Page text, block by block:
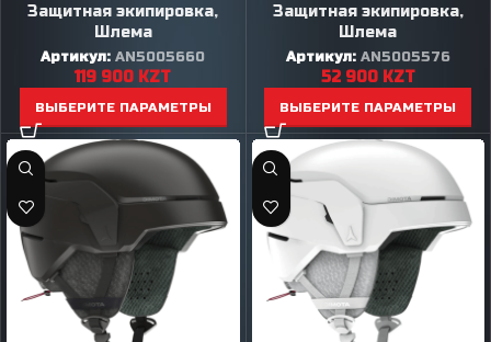
Защитная экипировка,
Шлема
Артикул:AN5005660
119 900 KZT
ВЫБЕРИТЕ ПАРАМЕТРЫ
Защитная экипировка,
Шлема
Артикул: AN5005576
52 900 KZT
ВЫБЕРИТЕ ПАРАМЕТРЫ